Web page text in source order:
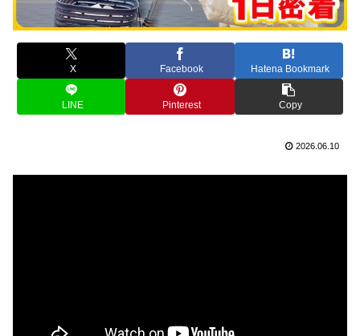
X Facebook Hatena Bookmark
LINE Pinterest Copy
2026.06.10